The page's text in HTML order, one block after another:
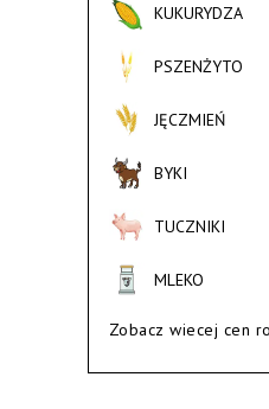
KUKURYDZA
PSZENŻYTO
JĘCZMIEŃ
BYKI
TUCZNIKI
MLEKO
Zobacz wiecej cen